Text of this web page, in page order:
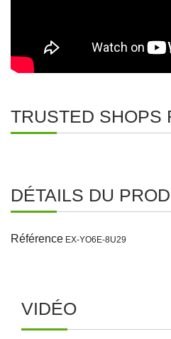
TRUSTED SHOPS
DÉTAILS DU
Référence EX-YO6E-8U29
VIDÉO